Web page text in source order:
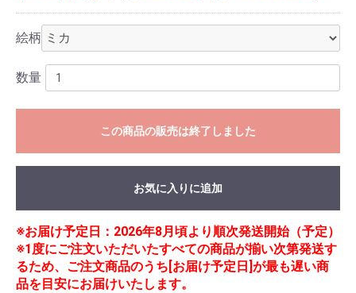
絵柄
数量
この商品の販売は終了しました
お気に入りに追加
※お届け予定日：2026年8月頃より順次発送開始（予定）
※1度にご注文いただいたすべての商品が揃い次第発送す
るため、ご注文商品のうち[お届け予定日]が最も遅い商
品を目安にお届けいたします。